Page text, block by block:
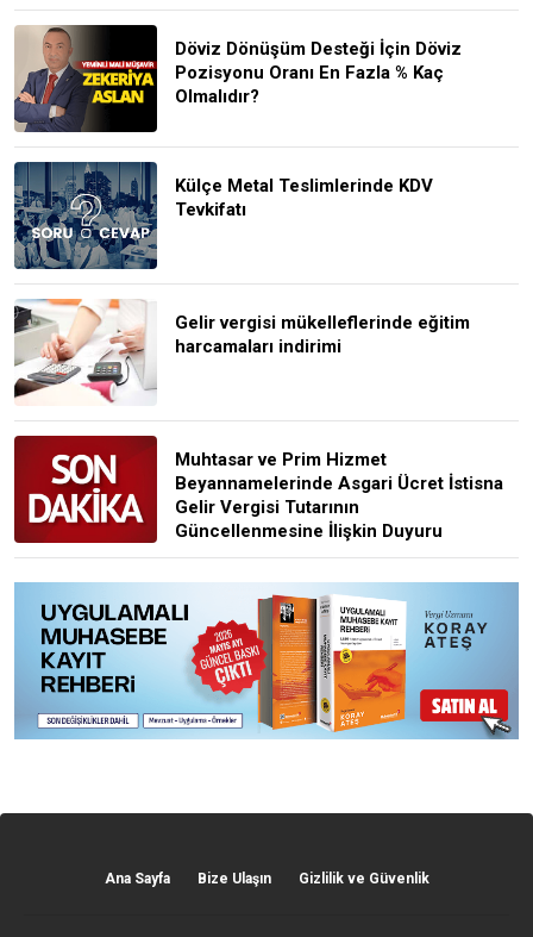
Döviz Dönüşüm Desteği İçin Döviz
Pozisyonu Oranı En Fazla % Kaç
Olmalıdır?
Külçe Metal Teslimlerinde KDV
Tevkifatı
Gelir vergisi mükelleflerinde eğitim
harcamaları indirimi
Muhtasar ve Prim Hizmet
Beyannamelerinde Asgari Ücret İstisna
Gelir Vergisi Tutarının
Güncellenmesine İlişkin Duyuru
Ana Sayfa Bize Ulaşın Gizlilik ve Güvenlik